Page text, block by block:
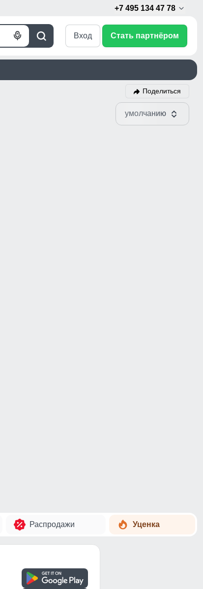
+7 495 134 47 78
Поиск
Голосовой
Вход Стать партнёром
Поделиться
умолчанию
Распродажи Уценка